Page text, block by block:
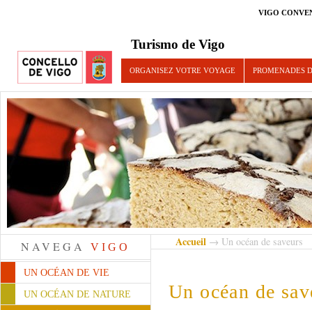
VIGO
Turismo de Vigo
ORGANISEZ VOTRE VOYAGE PROMENADES
NAVEGA VIGO
UN OCÉAN DE VIE
UN OCÉAN DE NATURE
Accueil → Un océan de saveurs
Un océan de